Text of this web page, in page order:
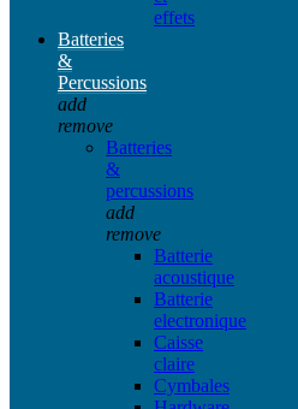
effets
Batteries
&
Percussions
add
remove
Batteries
&
percussions
add
remove
Batterie
acoustique
Batterie
electronique
Caisse
claire
Cymbales